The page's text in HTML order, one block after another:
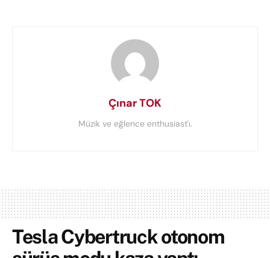
Çınar TOK
Müzik ve eğlence enthusiast'ı.
Tesla Cybertruck otonom